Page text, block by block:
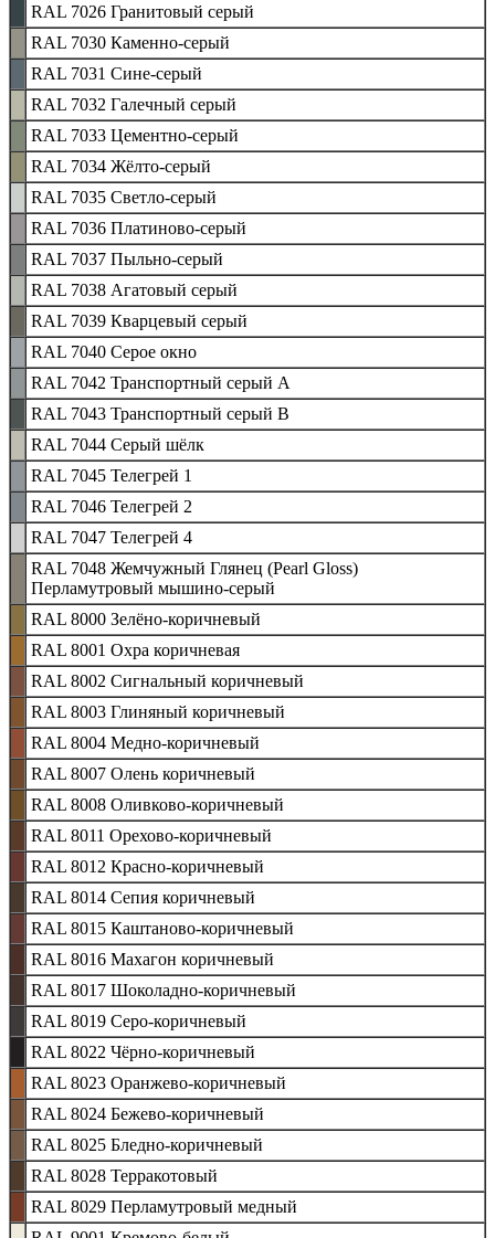
RAL 7026 Гранитовый серый
RAL 7030 Каменно-серый
RAL 7031 Сине-серый
RAL 7032 Галечный серый
RAL 7033 Цементно-серый
RAL 7034 Жёлто-серый
RAL 7035 Светло-серый
RAL 7036 Платиново-серый
RAL 7037 Пыльно-серый
RAL 7038 Агатовый серый
RAL 7039 Кварцевый серый
RAL 7040 Серое окно
RAL 7042 Транспортный серый A
RAL 7043 Транспортный серый B
RAL 7044 Серый шёлк
RAL 7045 Телегрей 1
RAL 7046 Телегрей 2
RAL 7047 Телегрей 4
RAL 7048 Жемчужный Глянец (Pearl Gloss)
Перламутровый мышино-серый
RAL 8000 Зелёно-коричневый
RAL 8001 Охра коричневая
RAL 8002 Сигнальный коричневый
RAL 8003 Глиняный коричневый
RAL 8004 Медно-коричневый
RAL 8007 Олень коричневый
RAL 8008 Оливково-коричневый
RAL 8011 Орехово-коричневый
RAL 8012 Красно-коричневый
RAL 8014 Сепия коричневый
RAL 8015 Каштаново-коричневый
RAL 8016 Махагон коричневый
RAL 8017 Шоколадно-коричневый
RAL 8019 Серо-коричневый
RAL 8022 Чёрно-коричневый
RAL 8023 Оранжево-коричневый
RAL 8024 Бежево-коричневый
RAL 8025 Бледно-коричневый
RAL 8028 Терракотовый
RAL 8029 Перламутровый медный